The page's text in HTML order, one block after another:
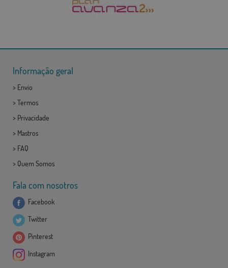
Informação geral
> Envio
> Termos
> Privacidade
> Mastros
> FAQ
> Quem Somos
Fala com nosotros
Facebook
Twitter
Pinterest
Instagram